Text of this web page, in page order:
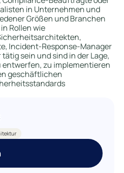
in Unternehmen und
Größen und Branchen
Rollen wie
Incident-Response-Manager
sein und sind in der Lage,
zu implementieren
geschäftlichen